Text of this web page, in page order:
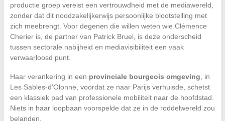
productie groep vereist een vertrouwdheid met de mediawereld,
zonder dat dit noodzakelijkerwijs persoonlijke blootstelling met
zich meebrengt. Voor degenen die willen weten wie Clémence
Cherier is, de partner van Patrick Bruel, is deze onderscheid
tussen sectorale nabijheid en mediavisibiliteit een vaak
verwaarloosd punt.
Haar verankering in een provinciale bourgeois omgeving , in
Les Sables-d’Olonne, voordat ze naar Parijs verhuisde, schetst
een klassiek pad van professionele mobiliteit naar de hoofdstad.
Niets in haar loopbaan voorspelde dat ze in de roddelwereld zou
belanden.